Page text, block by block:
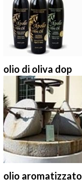
olio di oliva dop
olio aromatizzato